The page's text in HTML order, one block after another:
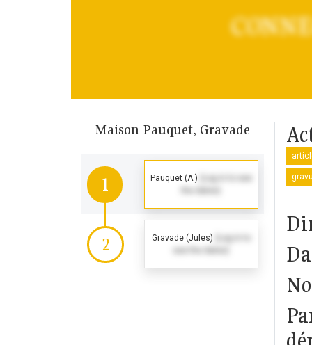
Maison Pauquet, Gravade
1 Pauquet (A.)
2 Gravade (Jules)